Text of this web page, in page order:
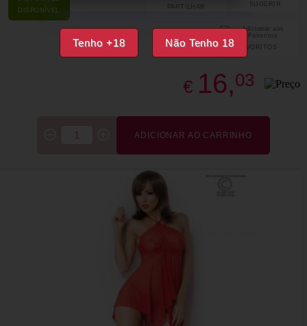
Tenho +18 Não Tenho 18
DISPONÍVEL
SUGERIR
PARTILHAR
FAVORITOS
€ 16,03
ADICIONAR AO CARRINHO